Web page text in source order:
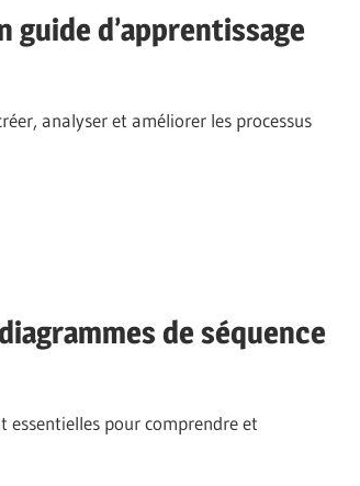
guide d’apprentissage
analyser et améliorer les processus
de séquence
essentielles pour comprendre et